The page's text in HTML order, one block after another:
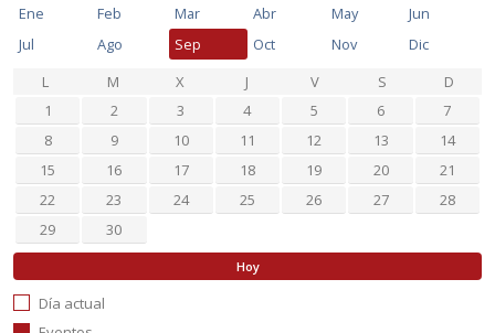
Ene Feb Mar Abr May
Jun
Jul
Ago Sep Oct Nov
Dic
L
M X J V S
D
1
2 3 4 5 6
7
8
9 10 11 12 13
14
15
16 17 18 19 20
21
22
23 24 25 26 27
28
29
30
Hoy
Día actual